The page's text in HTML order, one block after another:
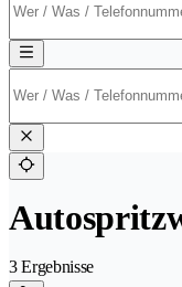
3 Ergebnisse